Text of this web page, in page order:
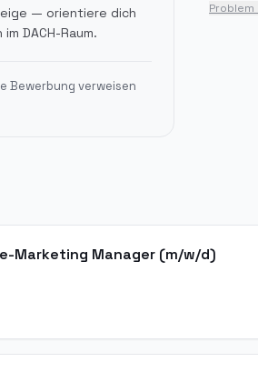
— orientiere dich
DACH-Raum.
Bewerbung verweisen
Marketing Manager (m/w/d)